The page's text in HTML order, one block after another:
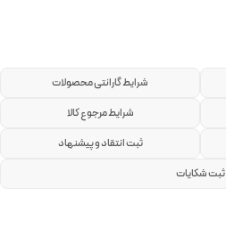
شرایط گارانتی محصولات
شرایط مرجوع کالا
ثبت انتقاد و پیشنهاد
ثبت شکایات